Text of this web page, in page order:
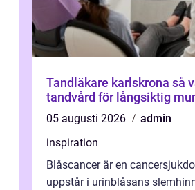
Tandläkare karlskrona så väljer du rätt
tandvård för långsiktig
05 augusti 2026
admin
inspiration
Blåscancer är en
uppstår i urinblåsans